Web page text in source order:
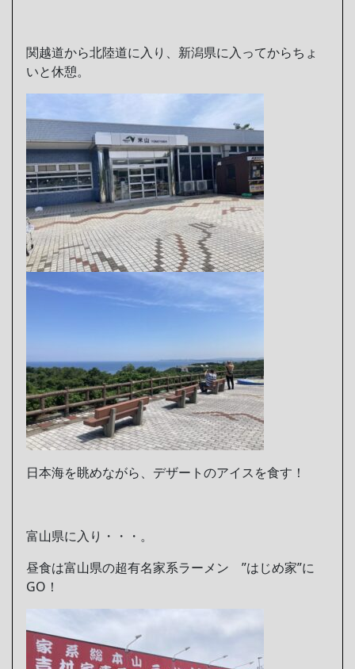
関越道から北陸道に入り、新潟県に入ってからちょ
いと休憩。
日本海を眺めながら、デザートのアイスを食す！
富山県に入り・・・。
昼食は富山県の超有名家系ラーメン ”はじめ家”に
GO！